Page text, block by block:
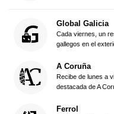
Global Galicia
Cada viernes, un
gallegos en el
A Coruña
Recibe de lunes a
destacada de A
Ferrol